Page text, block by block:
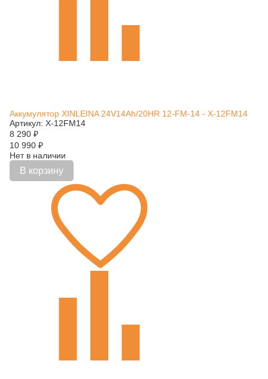
Аккумулятор XINLEINA 24V14Ah/20HR 12-FM-14 - X-12FM14
Артикул: X-12FM14
8 290 ₽
10 990 ₽
Нет в наличии
В корзину